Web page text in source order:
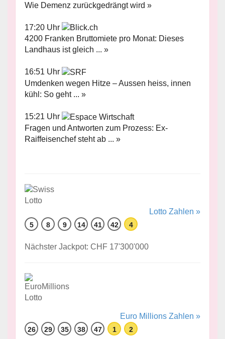
Wie Demenz zurückgedrängt wird »
17:20 Uhr
4200 Franken Bruttomiete pro Monat: Dieses
Landhaus ist gleich ... »
16:51 Uhr
Umdenken wegen Hitze – Aussen heiss, innen
kühl: So geht ... »
15:21 Uhr
Fragen und Antworten zum Prozess: Ex-
Raiffeisenchef steht ab ... »
Lotto Zahlen »
5 8 9 14 41 42 4
Nächster Jackpot: CHF 17'300'000
Euro Millions Zahlen »
26 29 35 38 47 1 2